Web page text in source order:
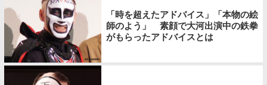
「時を超えたアドバイス」「本物の絵
師のよう」 素顔で大河出演中の鉄拳
がもらったアドバイスとは